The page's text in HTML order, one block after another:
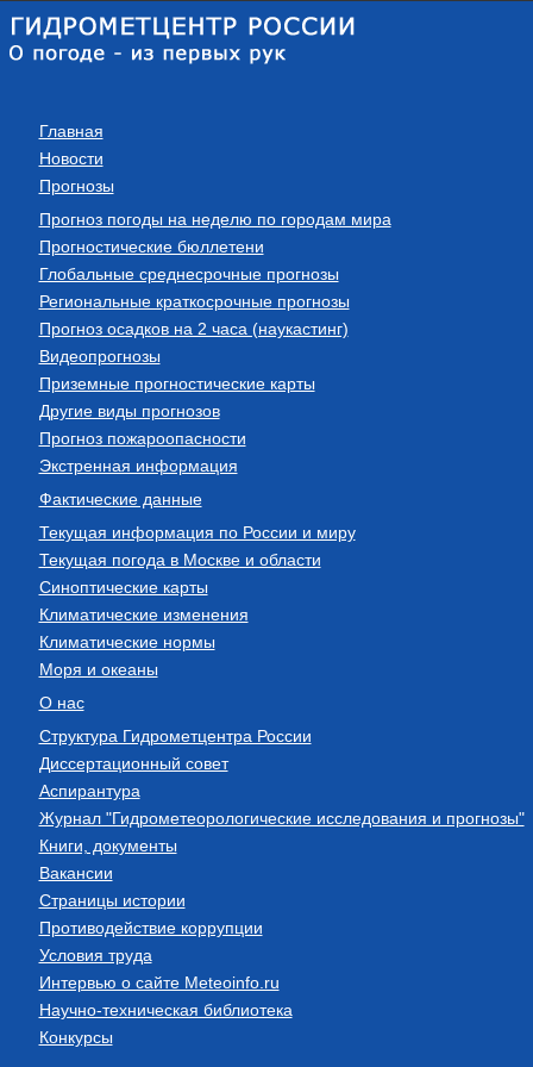
Главная
Новости
Прогнозы
Прогноз погоды на неделю по городам мира
Прогностические бюллетени
Глобальные среднесрочные прогнозы
Региональные краткосрочные прогнозы
Прогноз осадков на 2 часа (наукастинг)
Видеопрогнозы
Приземные прогностические карты
Другие виды прогнозов
Прогноз пожароопасности
Экстренная информация
Фактические данные
Текущая информация по России и миру
Текущая погода в Москве и области
Синоптические карты
Климатические изменения
Климатические нормы
Моря и океаны
О нас
Структура Гидрометцентра России
Диссертационный совет
Аспирантура
Журнал "Гидрометеорологические исследования и прогнозы"
Книги, документы
Вакансии
Страницы истории
Противодействие коррупции
Условия труда
Интервью о сайте Meteoinfo.ru
Научно-техническая библиотека
Конкурсы